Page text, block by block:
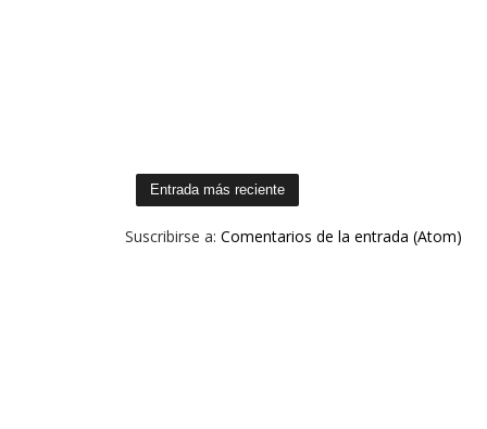
Entrada más reciente
Suscribirse a: Comentarios de la entrada (Atom)